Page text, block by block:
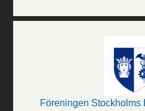
Föreningen Stockholms